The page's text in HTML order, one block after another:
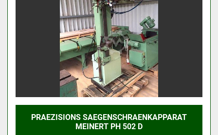
PRAEZISIONS SAEGENSCHRAENKAPPARAT
MEINERT PH 502 D